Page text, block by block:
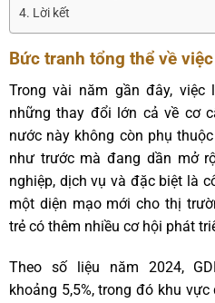
Lời kết
Bức tranh tổng thể về
Trong vài năm gần đây, việc
những thay đổi lớn cả về cơ
nước này không còn phụ
như trước mà đang dần mở
nghiệp, dịch vụ và đặc biệt là
một diện mạo mới cho thị
trẻ có thêm nhiều cơ hội phát
Theo số liệu năm 2024,
khoảng 5,5%, trong đó khu